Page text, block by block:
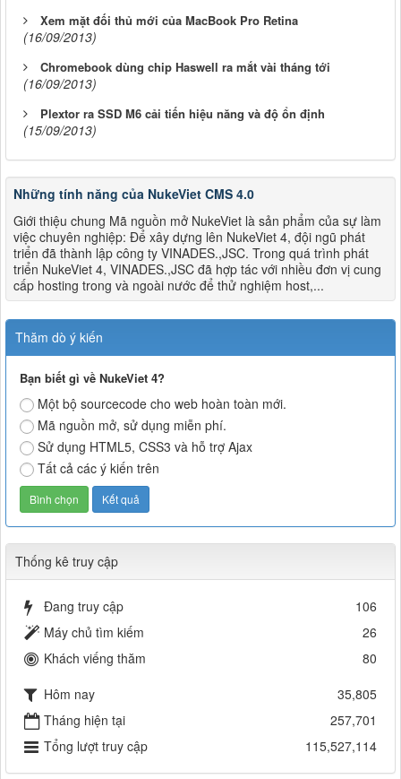
Xem mặt đối thủ mới của MacBook Pro Retina
(16/09/2013)
Chromebook dùng chip Haswell ra mắt vài tháng tới
(16/09/2013)
Plextor ra SSD M6 cải tiến hiệu năng và độ ổn định
(15/09/2013)
Những tính năng của NukeViet CMS 4.0
Giới thiệu chung Mã nguồn mở NukeViet là sản phẩm của sự làm
việc chuyên nghiệp: Để xây dựng lên NukeViet 4, đội ngũ phát
triển đã thành lập công ty VINADES.,JSC. Trong quá trình phát
triển NukeViet 4, VINADES.,JSC đã hợp tác với nhiều đơn vị cung
cấp hosting trong và ngoài nước để thử nghiệm host,...
Thăm dò ý kiến
Bạn biết gì về NukeViet 4?
Một bộ sourcecode cho web hoàn toàn mới.
Mã nguồn mở, sử dụng miễn phí.
Sử dụng HTML5, CSS3 và hỗ trợ Ajax
Tất cả các ý kiến trên
Thống kê truy cập
Đang truy cập
106
Máy chủ tìm kiếm
26
Khách viếng thăm
80
Hôm nay
35,805
Tháng hiện tại
257,701
Tổng lượt truy cập
115,527,114